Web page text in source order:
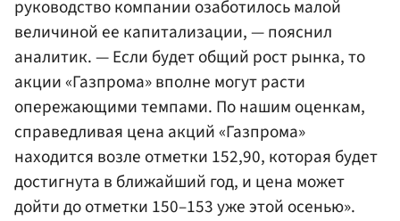
руководство компании озаботилось малой
величиной ее капитализации, — пояснил
аналитик. — Если будет общий рост рынка, то
акции «Газпрома» вполне могут расти
опережающими темпами. По нашим оценкам,
справедливая цена акций «Газпрома»
находится возле отметки 152,90, которая будет
достигнута в ближайший год, и цена может
дойти до отметки 150–153 уже этой осенью».